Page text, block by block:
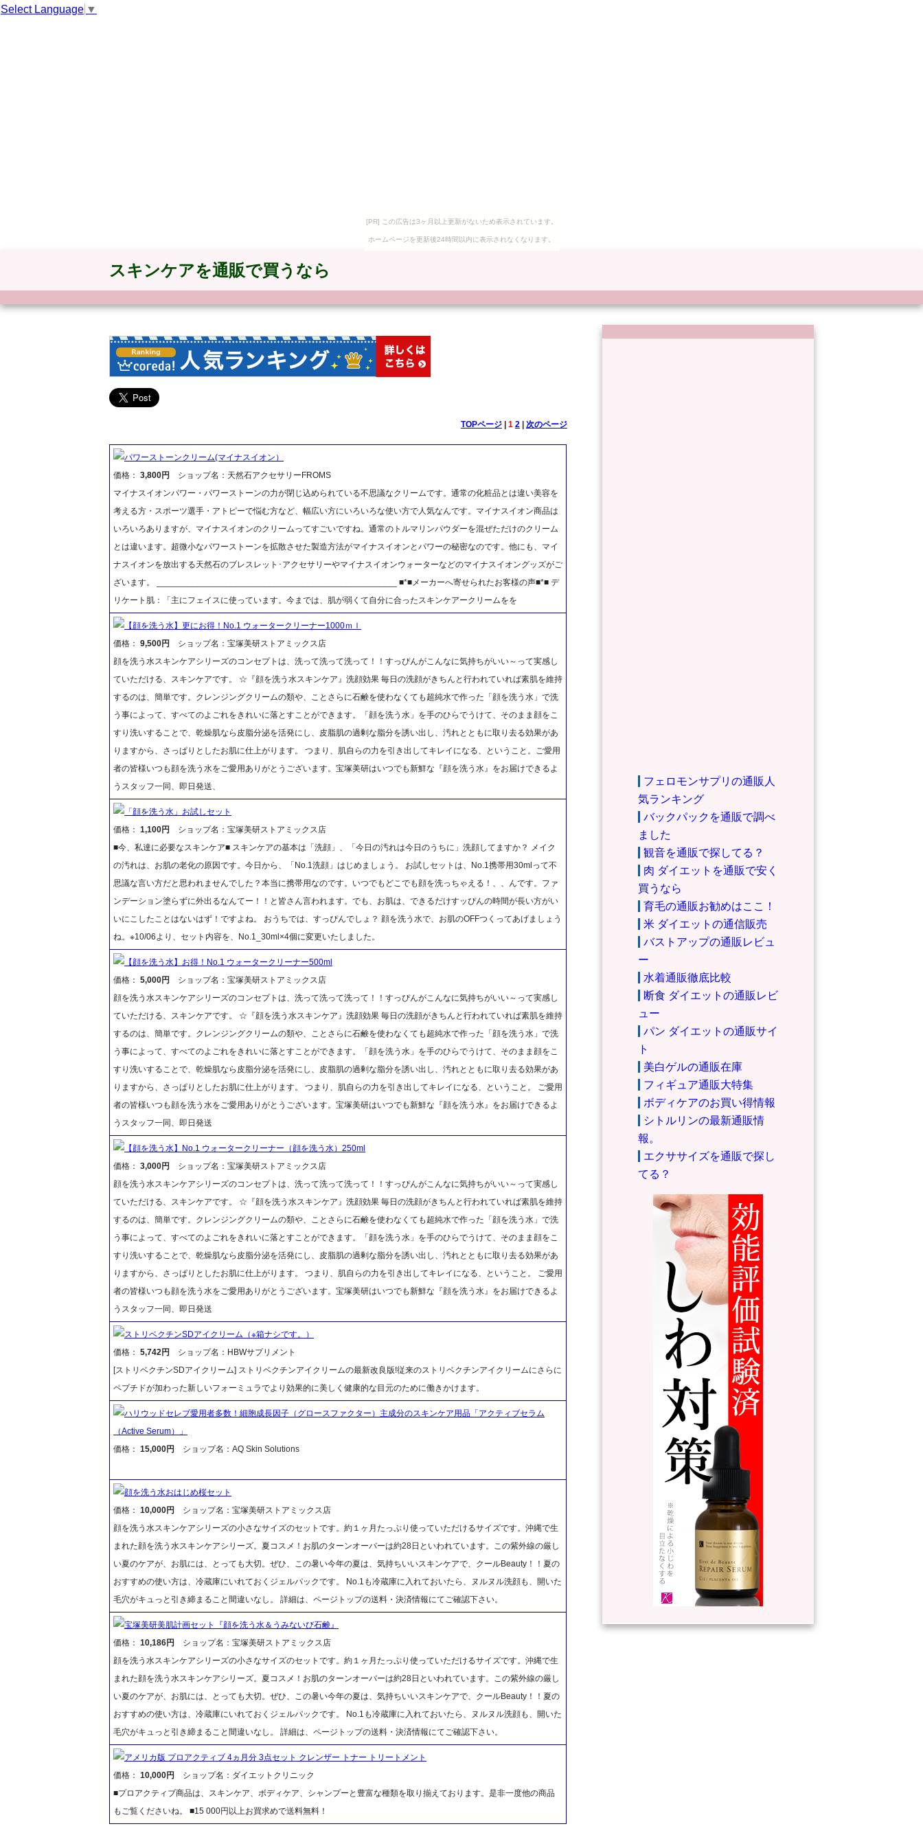
Select Language ▼
[PR] この広告は3ヶ月以上更新がないため表示されています。
ホームページを更新後24時間以内に表示されなくなります。
スキンケアを通販で買うなら
TOPページ| 1 2| 次のページ
パワーストーンクリーム(マイナスイオン）
価格： 3,800円
ショップ名：天然石アクセサリーFROMS
マイナスイオンパワー・パワーストーンの力が閉じ込められている不思議なクリームです。通常の化粧品とは違い美容を
考える方・スポーツ選手・アトピーで悩む方など、幅広い方にいろいろな使い方で人気なんです。マイナスイオン商品は
いろいろありますが、マイナスイオンのクリームってすごいですね。通常のトルマリンパウダーを混ぜただけのクリーム
とは違います。超微小なパワーストーンを拡散させた製造方法がマイナスイオンとパワーの秘密なのです。他にも、マイ
ナスイオンを放出する天然石のブレスレット･アクセサリーやマイナスイオンウォーターなどのマイナスイオングッズがご
ざいます。 __________________________________________________ ■*■メーカーへ寄せられたお客様の声■*■ デ
リケート肌：「主にフェイスに使っています。今までは、肌が弱くて自分に合ったスキンケアークリームをを
【顔を洗う水】更にお得！No.1 ウォータークリーナー1000ｍｌ
価格： 9,500円
ショップ名：宝塚美研ストアミックス店
顔を洗う水スキンケアシリーズのコンセプトは、洗って洗って洗って！！すっぴんがこんなに気持ちがいい～って実感し
ていただける、スキンケアです。 ☆『顔を洗う水スキンケア』洗顔効果 毎日の洗顔がきちんと行われていれば素肌を維持
するのは、簡単です。クレンジングクリームの類や、ことさらに石鹸を使わなくても超純水で作った「顔を洗う水」で洗
う事によって、すべてのよごれをきれいに落とすことができます。「顔を洗う水」を手のひらでうけて、そのまま顔をこ
すり洗いすることで、乾燥肌なら皮脂分泌を活発にし、皮脂肌の過剰な脂分を誘い出し、汚れとともに取り去る効果があ
りますから、さっぱりとしたお肌に仕上がります。 つまり、肌自らの力を引き出してキレイになる、ということ。ご愛用
者の皆様いつも顔を洗う水をご愛用ありがとうございます。宝塚美研はいつでも新鮮な『顔を洗う水』をお届けできるよ
うスタッフ一同、即日発送、
「顔を洗う水」お試しセット
価格： 1,100円
ショップ名：宝塚美研ストアミックス店
■今、私達に必要なスキンケア■ スキンケアの基本は「洗顔」、「今日の汚れは今日のうちに」洗顔してますか？ メイク
の汚れは、お肌の老化の原因です。今日から、「No.1洗顔」はじめましょう。 お試しセットは、No.1携帯用30mlって不
思議な言い方だと思われませんでした？本当に携帯用なのです。いつでもどこでも顔を洗っちゃえる！、、んです。ファ
ンデーション塗らずに外出るなんてー！！と皆さん言われます。でも、お肌は、できるだけすッぴんの時間が長い方がい
いにこしたことはないはず！ですよね。 おうちでは、すっぴんでしょ？ 顔を洗う水で、お肌のOFFつくってあげましょう
ね。※10/06より、セット内容を、No.1_30ml×4個に変更いたしました。
【顔を洗う水】お得！No.1 ウォータークリーナー500ml
価格： 5,000円
ショップ名：宝塚美研ストアミックス店
顔を洗う水スキンケアシリーズのコンセプトは、洗って洗って洗って！！すっぴんがこんなに気持ちがいい～って実感し
ていただける、スキンケアです。 ☆『顔を洗う水スキンケア』洗顔効果 毎日の洗顔がきちんと行われていれば素肌を維持
するのは、簡単です。クレンジングクリームの類や、ことさらに石鹸を使わなくても超純水で作った「顔を洗う水」で洗
う事によって、すべてのよごれをきれいに落とすことができます。「顔を洗う水」を手のひらでうけて、そのまま顔をこ
すり洗いすることで、乾燥肌なら皮脂分泌を活発にし、皮脂肌の過剰な脂分を誘い出し、汚れとともに取り去る効果があ
りますから、さっぱりとしたお肌に仕上がります。 つまり、肌自らの力を引き出してキレイになる、ということ。 ご愛用
者の皆様いつも顔を洗う水をご愛用ありがとうございます。宝塚美研はいつでも新鮮な『顔を洗う水』をお届けできるよ
うスタッフ一同、即日発送
【顔を洗う水】No.1 ウォータークリーナー（顔を洗う水）250ml
価格： 3,000円
ショップ名：宝塚美研ストアミックス店
顔を洗う水スキンケアシリーズのコンセプトは、洗って洗って洗って！！すっぴんがこんなに気持ちがいい～って実感し
ていただける、スキンケアです。 ☆『顔を洗う水スキンケア』洗顔効果 毎日の洗顔がきちんと行われていれば素肌を維持
するのは、簡単です。クレンジングクリームの類や、ことさらに石鹸を使わなくても超純水で作った「顔を洗う水」で洗
う事によって、すべてのよごれをきれいに落とすことができます。「顔を洗う水」を手のひらでうけて、そのまま顔をこ
すり洗いすることで、乾燥肌なら皮脂分泌を活発にし、皮脂肌の過剰な脂分を誘い出し、汚れとともに取り去る効果があ
りますから、さっぱりとしたお肌に仕上がります。 つまり、肌自らの力を引き出してキレイになる、ということ。 ご愛用
者の皆様いつも顔を洗う水をご愛用ありがとうございます。宝塚美研はいつでも新鮮な『顔を洗う水』をお届けできるよ
うスタッフ一同、即日発送
ストリベクチンSDアイクリーム（※箱ナシです。）
価格： 5,742円
ショップ名：HBWサプリメント
[ストリベクチンSDアイクリーム] ストリベクチンアイクリームの最新改良版!従来のストリベクチンアイクリームにさらに
ペプチドが加わった新しいフォーミュラでより効果的に美しく健康的な目元のために働きかけます。
ハリウッドセレブ愛用者多数！細胞成長因子（グロースファクター）主成分のスキンケア用品「アクティブセラム
（Active Serum）」
価格： 15,000円 ショップ名：AQ Skin Solutions
顔を洗う水おはじめ桜セット
価格： 10,000円
ショップ名：宝塚美研ストアミックス店
顔を洗う水スキンケアシリーズの小さなサイズのセットです。約１ヶ月たっぷり使っていただけるサイズです。沖縄で生
まれた顔を洗う水スキンケアシリーズ。夏コスメ！お肌のターンオーバーは約28日といわれています。この紫外線の厳し
い夏のケアが、お肌には、とっても大切。ぜひ、この暑い今年の夏は、気持ちいいスキンケアで、クールBeauty！！夏の
おすすめの使い方は、冷蔵庫にいれておくジェルパックです。 No.1も冷蔵庫に入れておいたら、ヌルヌル洗顔も、開いた
毛穴がキュっと引き締まること間違いなし。 詳細は、ページトップの送料・決済情報にてご確認下さい。
宝塚美研美肌計画セット『顔を洗う水＆うみないび石鹸』
価格： 10,186円
ショップ名：宝塚美研ストアミックス店
顔を洗う水スキンケアシリーズの小さなサイズのセットです。約１ヶ月たっぷり使っていただけるサイズです。沖縄で生
まれた顔を洗う水スキンケアシリーズ。夏コスメ！お肌のターンオーバーは約28日といわれています。この紫外線の厳し
い夏のケアが、お肌には、とっても大切。ぜひ、この暑い今年の夏は、気持ちいいスキンケアで、クールBeauty！！夏の
おすすめの使い方は、冷蔵庫にいれておくジェルパックです。 No.1も冷蔵庫に入れておいたら、ヌルヌル洗顔も、開いた
毛穴がキュっと引き締まること間違いなし。 詳細は、ページトップの送料・決済情報にてご確認下さい。
アメリカ版 プロアクティブ 4ヵ月分 3点セット クレンザー トナー トリートメント
価格： 10,000円
ショップ名：ダイエットクリニック
■プロアクティブ商品は、スキンケア、ボディケア、シャンプーと豊富な種類を取り揃えております。是非一度他の商品
もご覧くださいね。 ■15 000円以上お買求めで送料無料！
フェロモンサプリの通販人
気ランキング
バックパックを通販で調べ
ました
観音を通販で探してる？
肉 ダイエットを通販で安く
買うなら
育毛の通販お勧めはここ！
米 ダイエットの通信販売
バストアップの通販レビュ
ー
水着通販徹底比較
断食 ダイエットの通販レビ
ュー
パン ダイエットの通販サイ
ト
美白ゲルの通販在庫
フィギュア通販大特集
ボディケアのお買い得情報
シトルリンの最新通販情
報。
エクササイズを通販で探し
てる？